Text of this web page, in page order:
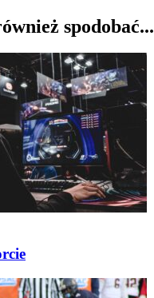
spodobać...